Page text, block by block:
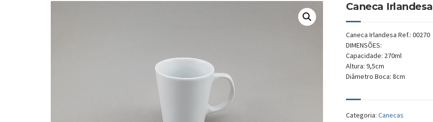
Caneca Irlandesa
Caneca Irlandesa Ref.: 00270
DIMENSÕES:
Capacidade: 270ml
Altura: 9,5cm
Diâmetro Boca: 8cm
Categoria: Canecas